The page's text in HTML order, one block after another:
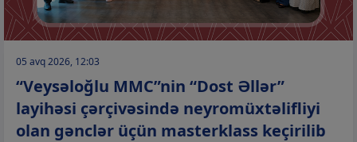
05 avq 2026, 12:03
“Veysəloğlu MMC”nin “Dost Əllər”
layihəsi çərçivəsində neyromüxtəlifliyi
olan gənclər üçün masterklass keçirilib